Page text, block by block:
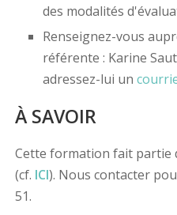
des modalités
Renseignez-vous
référente : Karine
adressez-lui un
À SAVOIR
Cette formation fait partie
(cf. ICI). Nous contacter
51.